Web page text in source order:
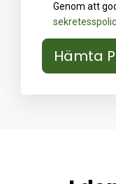
Genom att